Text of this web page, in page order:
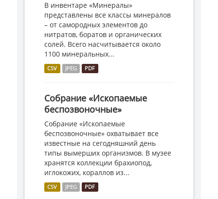
В инвентаре «Минералы»
представлены все классы минералов
– от самородных элементов до
нитратов, боратов и органических
солей. Всего насчитывается около
1100 минеральных...
CSV JPEG PDF
Собрание «Ископаемые
беспозвоночные»
Собрание «Ископаемые
беспозвоночные» охватывает все
известные на сегодняшний день
типы вымерших организмов. В музее
хранятся коллекции брахиопод,
иглокожих, кораллов из...
CSV JPEG PDF